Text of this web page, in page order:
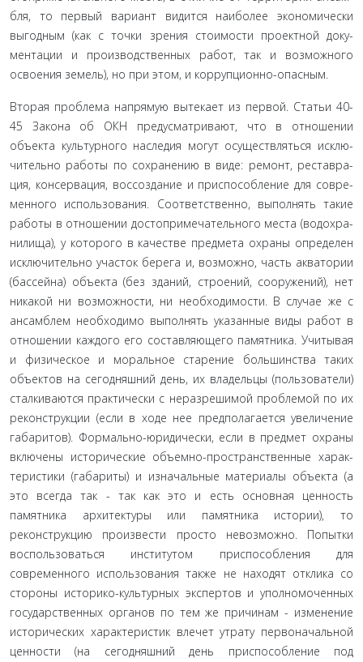
бля, то первый вариант видится наиболее экономически
выгодным (как с точки зрения стоимости проектной доку­
ментации и производственных работ, так и возможного
осво­ения земель), но при этом, и коррупционно-опасным.
Вторая проблема напрямую вытекает из первой. Статьи 40-
45 Закона об ОКН предусматривают, что в отношении
объекта культурного наследия могут осуществляться исклю­
чительно работы по сохранению в виде: ремонт, реставра­
ция, консервация, воссоздание и приспособление для совре­
менного использования. Соответственно, выполнять такие
работы в отношении достопримечательного места (водохра­
нилища), у которого в качестве предмета охраны определен
исключительно участок берега и, возможно, часть акватории
(бассейна) объекта (без зданий, строений, сооружений), нет
никакой ни возможности, ни необходимости. В случае же с
ансамблем необходимо выполнять указанные виды работ в
отношении каждого его составляющего памятника. Учиты­вая
и физическое и моральное старение большинства таких
объектов на сегодняшний день, их владельцы (пользователи)
сталкиваются практически с неразрешимой проблемой по их
реконструкции (если в ходе нее предполагается увеличение
габаритов). Формально-юридически, если в предмет охраны
включены исторические объемно-пространственные харак­
теристики (габариты) и изначальные материалы объекта (а
это всегда так - так как это и есть основная ценность
памятни­ка архитектуры или памятника истории), то
реконструкцию произвести просто невозможно. Попытки
воспользоваться институтом приспособления для
современного использова­ния также не находят отклика со
стороны историко-культур­ных экспертов и уполномоченных
государственных органов по тем же причинам - изменение
исторических характери­стик влечет утрату первоначальной
ценности (на сегодняш­ний день приспособление под